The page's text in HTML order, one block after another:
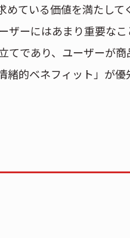
めている価値を満たして
ザーにはあまり重要なこ
てであり、ユーザーが商
緒的ベネフィット」が優